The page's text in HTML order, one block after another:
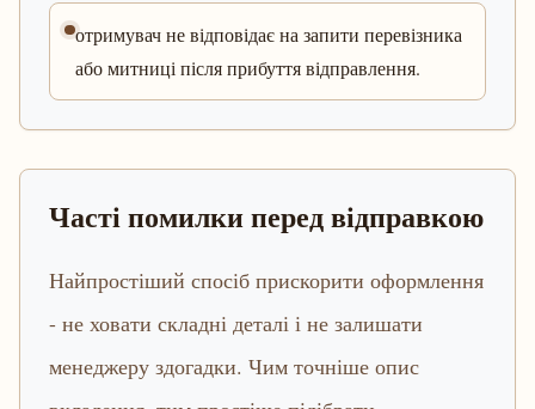
отримувач не відповідає на запити перевізника
або митниці після прибуття відправлення.
Часті помилки перед відправкою
Найпростіший спосіб прискорити оформлення
- не ховати складні деталі і не залишати
менеджеру здогадки. Чим точніше опис